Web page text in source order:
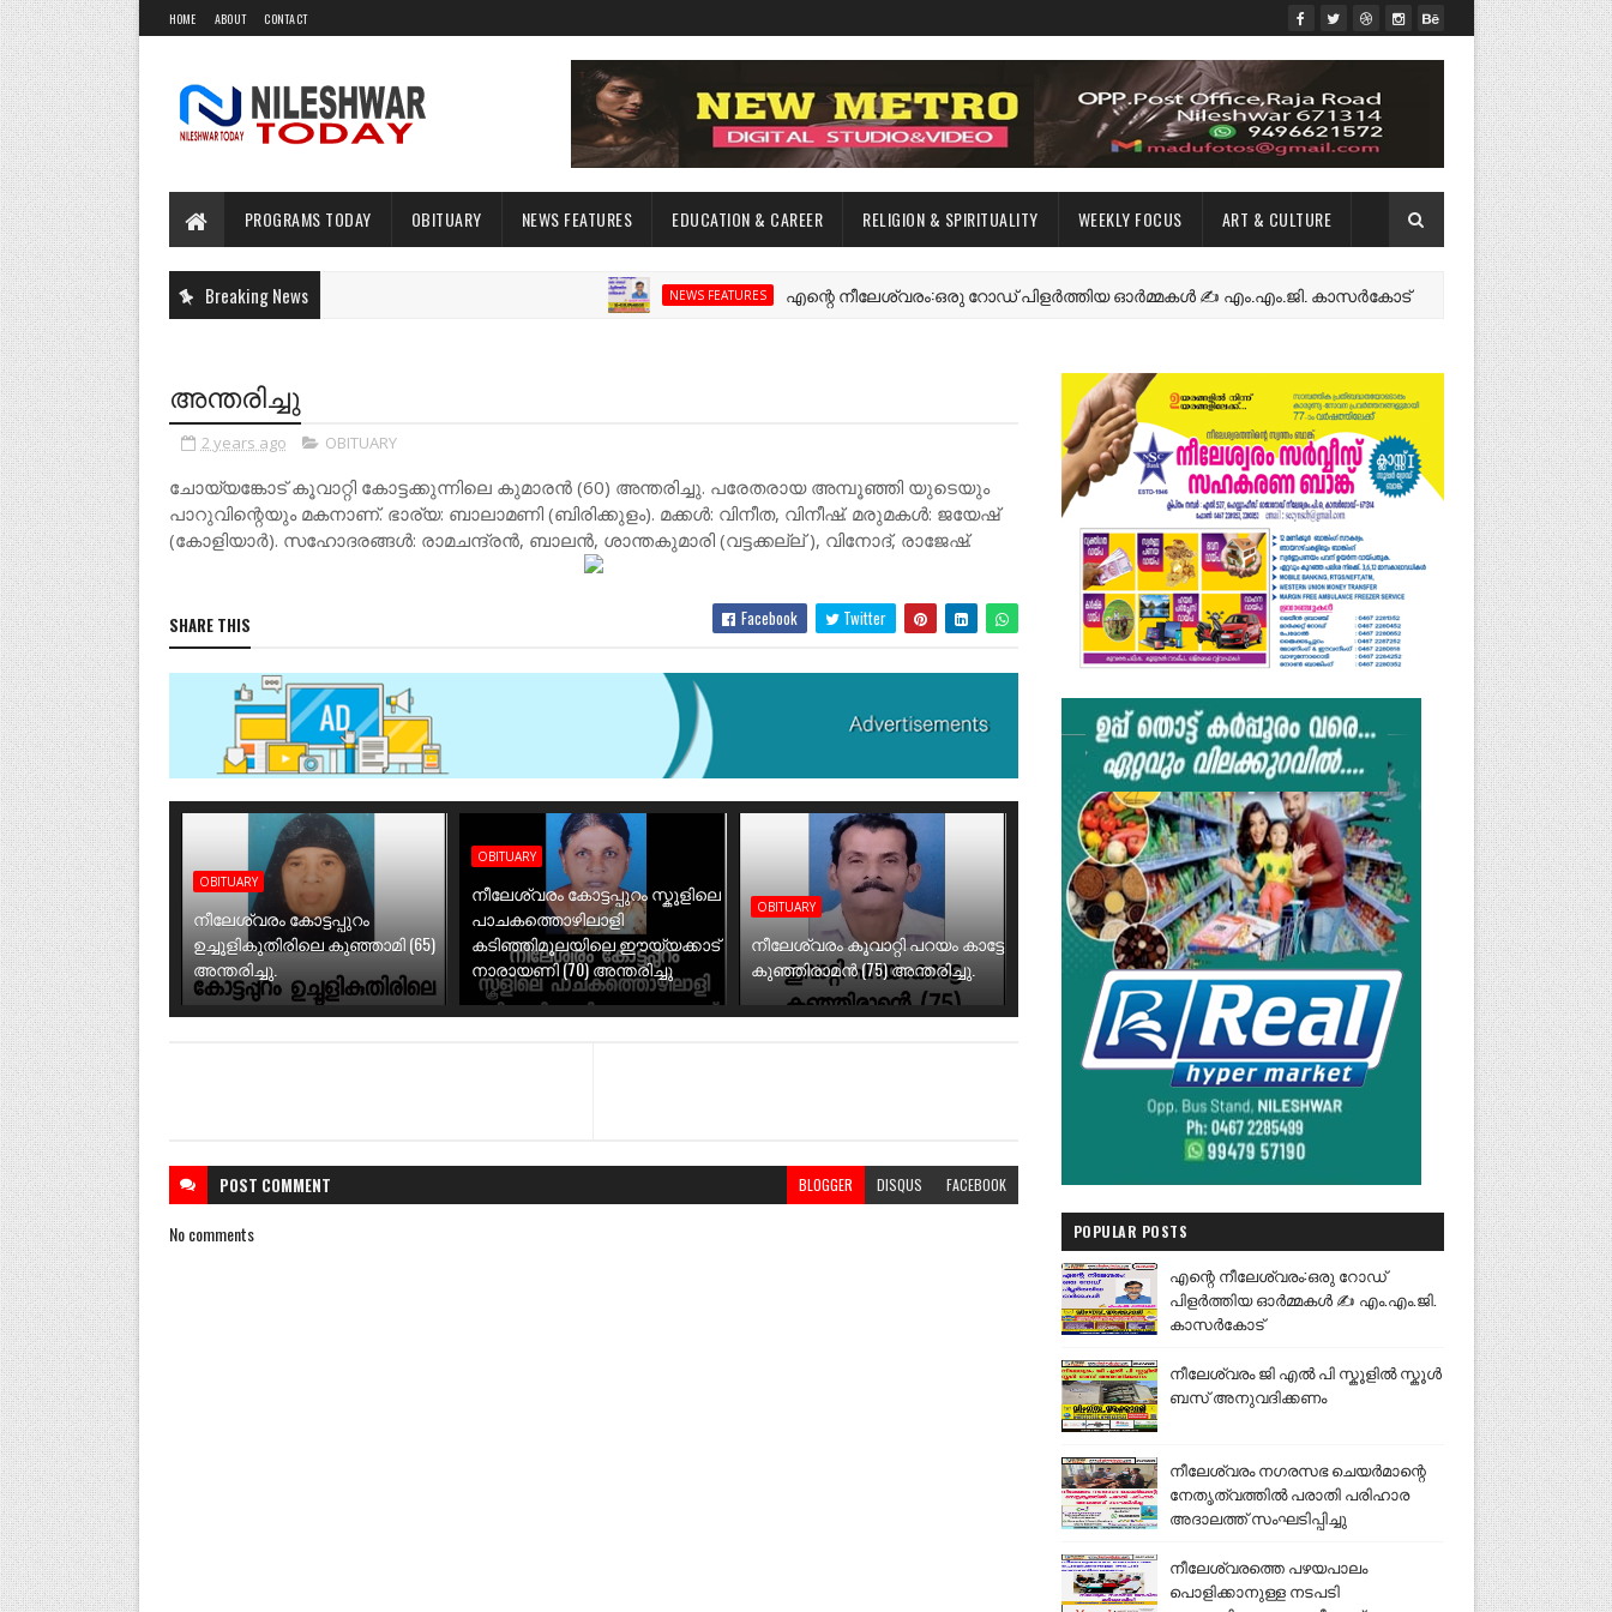
HOME ABOUT CONTACT
PROGRAMS TODAY OBITUARY NEWS FEATURES EDUCATION & CAREER RELIGION & SPIRITUALITY WEEKLY FOCUS ART & CULTURE
Breaking News NEWS FEATURES എന്റെ നീലേശ്വരം:ഒരു റോഡ് പിളർത്തിയ ഓർമ്മകൾ ✍️ എം.എം.ജി. കാസർകോട് NEWS FEATURES
അന്തരിച്ചു
2 years ago OBITUARY
ചോയ്യങ്കോട് കൂവാറ്റി കോട്ടക്കുന്നിലെ കുമാരൻ (60) അന്തരിച്ചു. പരേതരായ അമ്പൂഞ്ഞി യുടെയും
പാറുവിന്റെയും മകനാണ്. ഭാര്യ: ബാലാമണി (ബിരിക്കുളം). മക്കൾ: വിനീത, വിനീഷ്. മരുമകൾ: ജയേഷ്
(കോളിയാർ). സഹോദരങ്ങൾ: രാമചന്ദ്രൻ, ബാലൻ, ശാന്തകുമാരി (വട്ടക്കല്ല് ), വിനോദ്, രാജേഷ്.
SHARE THIS Facebook Twitter
OBITUARY
നീലേശ്വരം കോട്ടപ്പുറം
ഉച്ചൂളികുതിരിലെ കുഞ്ഞാമി (65)
അന്തരിച്ചു.
OBITUARY
നീലേശ്വരം കോട്ടപ്പുറം സ്കൂളിലെ
പാചകത്തൊഴിലാളി
കടിഞ്ഞിമൂലയിലെ ഈയ്യക്കാട്
നാരായണി (70) അന്തരിച്ചു
OBITUARY
നീലേശ്വരം കൂവാറ്റി പറയം കാട്ടേ
കുഞ്ഞിരാമൻ (75) അന്തരിച്ചു.
POST COMMENT BLOGGER DISQUS FACEBOOK
No comments POPULAR POSTS
എന്റെ നീലേശ്വരം:ഒരു റോഡ്
പിളർത്തിയ ഓർമ്മകൾ ✍️ എം.എം.ജി.
കാസർകോട്
നീലേശ്വരം ജി എൽ പി സ്കൂളിൽ സ്കൂൾ
ബസ് അനുവദിക്കണം
നീലേശ്വരം നഗരസഭ ചെയർമാന്റെ
നേതൃത്വത്തിൽ പരാതി പരിഹാര
അദാലത്ത് സംഘടിപ്പിച്ചു
നീലേശ്വരത്തെ പഴയപാലം
പൊളിക്കാനുള്ള നടപടി